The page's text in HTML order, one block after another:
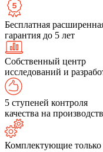
Бесплатная
гарантия до 5 лет
Собственный центр
исследований и
5 ступеней контроля
качества на
Комплектующие только